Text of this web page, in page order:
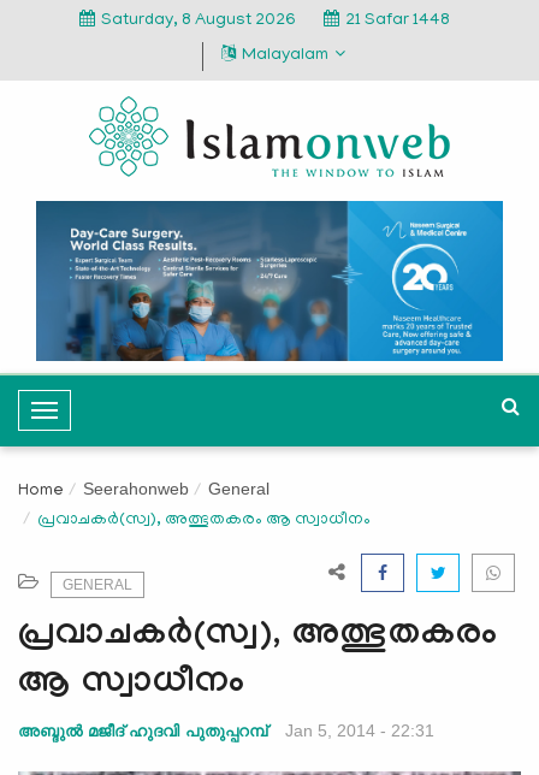
Saturday, 8 August 2026
21 Safar 1448
Malayalam
T
o
g
l
a
v
i
g
a
Home Seerahonweb General
പ്രവാചകര്‍(സ്വ), അത്ഭുതകരം ആ സ്വാധീനം
GENERAL
പ്രവാചകര്‍(സ്വ), അത്ഭുതകരം
ആ സ്വാധീനം
അബ്ദുല്‍ മജീദ് ഹുദവി പുതുപ്പറമ്പ് Jan 5, 2014 - 22:31